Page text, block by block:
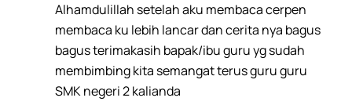
Alhamdulillah setelah aku membaca cerpen
membaca ku lebih lancar dan cerita nya bagus
bagus terimakasih bapak/ibu guru yg sudah
membimbing kita semangat terus guru guru
SMK negeri 2 kalianda